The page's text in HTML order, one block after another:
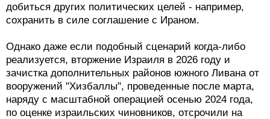
добиться других политических целей - например,
сохранить в силе соглашение с Ираном.
Однако даже если подобный сценарий когда-либо
реализуется, вторжение Израиля в 2026 году и
зачистка дополнительных районов южного Ливана от
вооружений "Хизбаллы", проведенные после марта,
наряду с масштабной операцией осенью 2024 года,
по оценке израильских чиновников, отсрочили на